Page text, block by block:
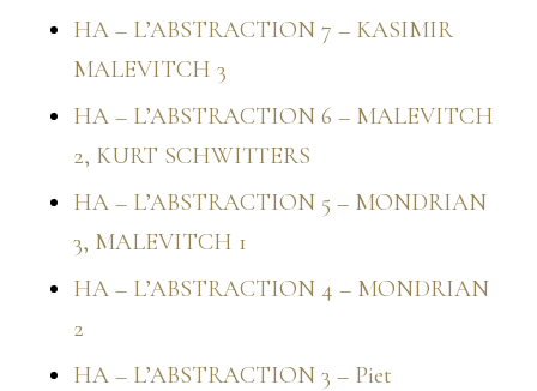
HA – L’ABSTRACTION 7 – KASIMIR
MALEVITCH 3
HA – L’ABSTRACTION 6 – MALEVITCH
2, KURT SCHWITTERS
HA – L’ABSTRACTION 5 – MONDRIAN
3, MALEVITCH 1
HA – L’ABSTRACTION 4 – MONDRIAN
2
HA – L’ABSTRACTION 3 – Piet